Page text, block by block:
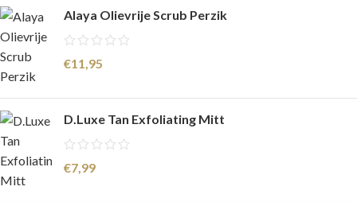
Alaya Olievrije Scrub Perzik
€11,95
D.Luxe Tan Exfoliating Mitt
€7,99